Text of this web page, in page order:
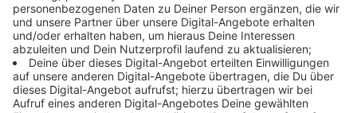
beobachtet oder kann mit sonstigen Hinweisen die
Ermittlungen der Polizei unterstützen? Hinweise
nehmen sowohl die Polizeiwache in Heilgenhaus
(Telefon 02056 9312-6150) als auch die Wache in
Velbert (Telefon 02051 946-6110) jederzeit
entgegen.